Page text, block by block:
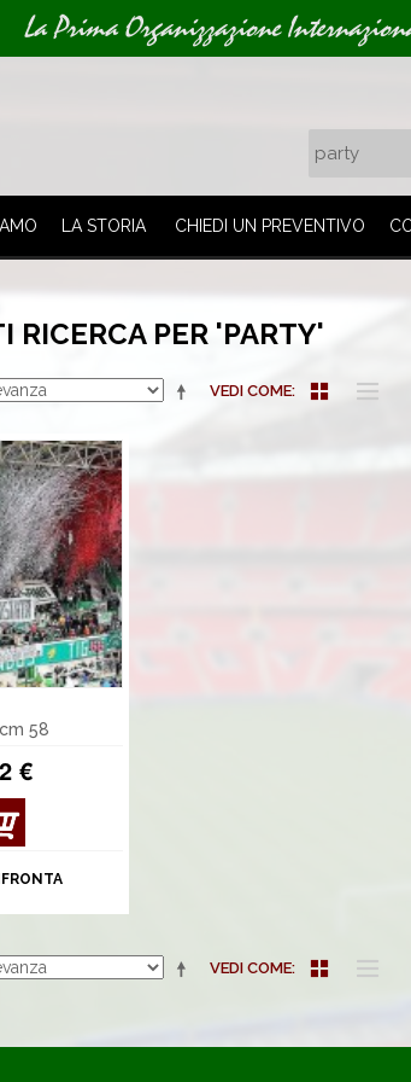
La Prima Organizzazione
LA STORIA CHIEDI UN PREVENTIVO
RICERCA PER 'PARTY'
VEDI COME
58
€
VEDI COME